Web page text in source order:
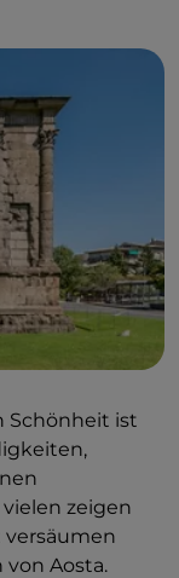
Burgen
der Savoyer
Schönheit ist
zeigen
versäumen
Aosta.